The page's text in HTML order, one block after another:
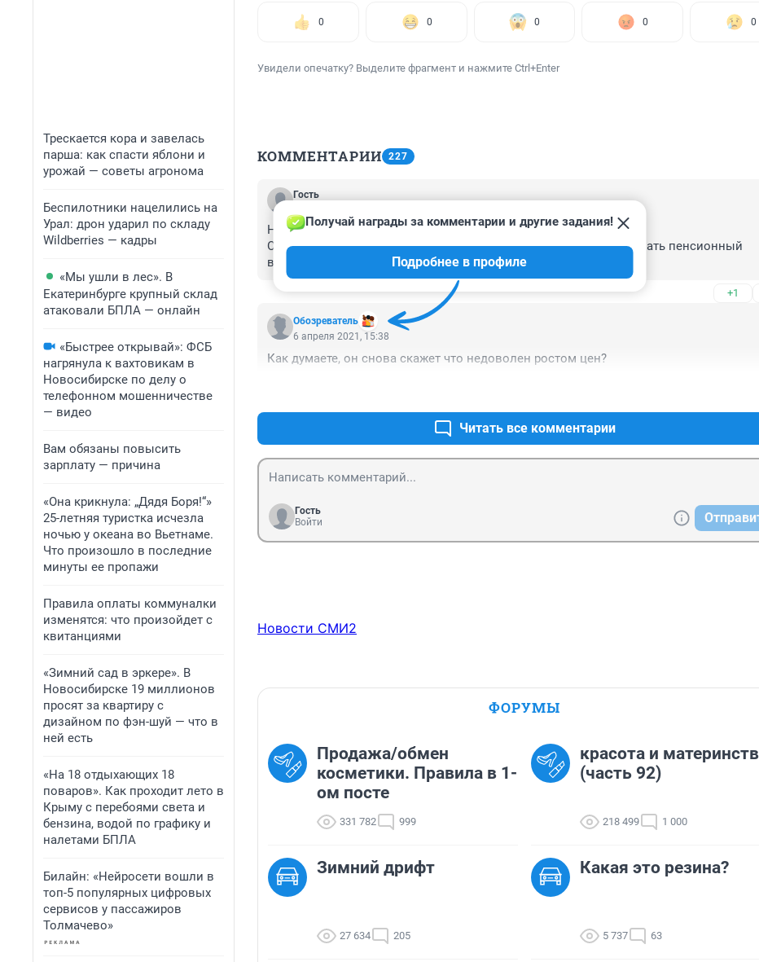
Трескается кора и завелась
парша: как спасти яблони и
урожай — советы агронома
Беспилотники нацелились на
Урал: дрон ударил по складу
Wildberries — кадры
«Мы ушли в лес». В
Екатеринбурге крупный склад
атаковали БПЛА — онлайн
«Быстрее открывай»: ФСБ
нагрянула к вахтовикам в
Новосибирске по делу о
телефонном мошенничестве
— видео
Вам обязаны повысить
зарплату — причина
«Она крикнула: „Дядя Боря!“»
25-летняя туристка исчезла
ночью у океана во Вьетнаме.
Что произошло в последние
минуты ее пропажи
Правила оплаты коммуналки
изменятся: что произойдет с
квитанциями
«Зимний сад в эркере». В
Новосибирске 19 миллионов
просят за квартиру с
дизайном по фэн-шуй — что в
ней есть
«На 18 отдыхающих 18
поваров». Как проходит лето в
Крыму с перебоями света и
бензина, водой по графику и
налетами БПЛА
Билайн: «Нейросети вошли в
топ-5 популярных цифровых
сервисов у пассажиров
Толмачево»
0 0 0 0 0
Увидели опечатку? Выделите фрагмент и нажмите Ctrl+Enter
КОММЕНТАРИИ 227
Гость
Новое послание 2021!
От создателя "Я не буду менять Конституцию", "Я не буду поднимать пенсионный
возраст" и "Их там нет".
Спешите занять лучшие места у своих голубых экранов!)
+1
Обозреватель
Получай награды за комментарии и другие задания!
Подробнее в профиле
6 апреля 2021, 15:38
Как думаете, он снова скажет что недоволен ростом цен?
Читать все комментарии
Гость
Войти
Новости СМИ2
ФОРУМЫ
Продажа/обмен
косметики. Правила в 1-
ом посте
331 782 999
красота и
(часть 92)
218 499 1 000
Зимний дрифт
27 634 205
Какая это резина?
5 737 63